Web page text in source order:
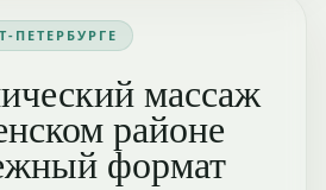
ПЕТЕРБУРГЕ
массаж
районе
формат